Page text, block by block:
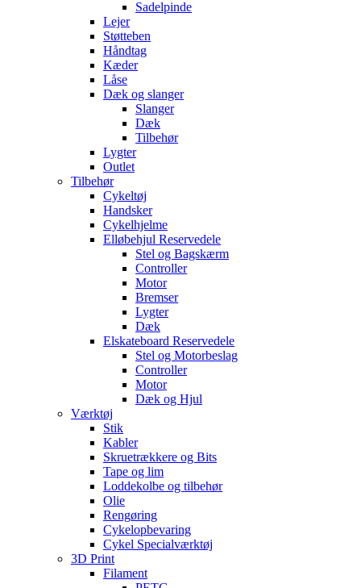
Sadelpinde
Lejer
Støtteben
Håndtag
Kæder
Låse
Dæk og slanger
Slanger
Dæk
Tilbehør
Lygter
Outlet
Tilbehør
Cykeltøj
Handsker
Cykelhjelme
Elløbehjul Reservedele
Stel og Bagskærm
Controller
Motor
Bremser
Lygter
Dæk
Elskateboard Reservedele
Stel og Motorbeslag
Controller
Motor
Dæk og Hjul
Værktøj
Stik
Kabler
Skruetrækkere og Bits
Tape og lim
Loddekolbe og tilbehør
Olie
Rengøring
Cykelopbevaring
Cykel Specialværktøj
3D Print
Filament